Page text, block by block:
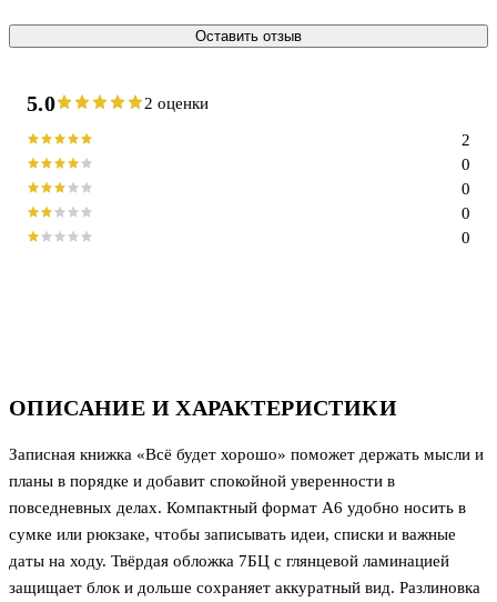
ОПИСАНИЕ И ХАРАКТЕРИСТИКИ
Записная книжка «Всё будет хорошо» поможет держать мысли и
планы в порядке и добавит спокойной уверенности в
повседневных делах. Компактный формат А6 удобно носить в
сумке или рюкзаке, чтобы записывать идеи, списки и важные
даты на ходу. Твёрдая обложка 7БЦ с глянцевой ламинацией
защищает блок и дольше сохраняет аккуратный вид. Разлиновка
Оставить отзыв
5.0 2 оценки
0
0
0
0
2